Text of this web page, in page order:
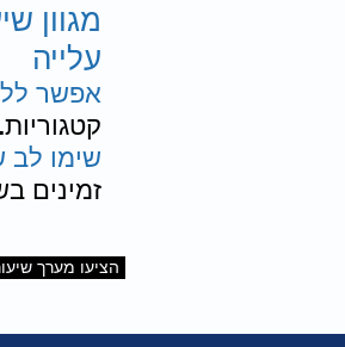
מגוון
עלייה
אפשר
קטגוריות.
שימו לב
זמינים
הציעו מערך